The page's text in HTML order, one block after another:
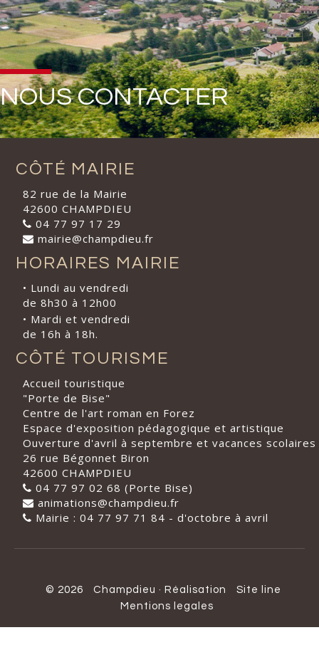
NOUS CONTACTER
CÔTÉ MAIRIE
82 rue de la Mairie
42600 CHAMPDIEU
04 77 97 17 29
mairie@champdieu.fr
HORAIRES MAIRIE
• Lundi au vendredi
de 8h30 à 12h00
• Mardi et vendredi
de 16h à 18h.
CÔTÉ TOURISME
Accueil touristique
"Porte de Bise"
Centre de l'art roman en Forez
Espace d'exposition pédagogique et artistique
Ouverture d'avril à septembre et vacances scolaires
26 rue Bégonnet Biron
42600 CHAMPDIEU
04 77 97 02 68 (Porte Bise)
animations@champdieu.fr
Mairie : 04 77 97 71 84 - d'octobre à avril
© 2026 Champdieu · Réalisation
Site line
Mentions legales